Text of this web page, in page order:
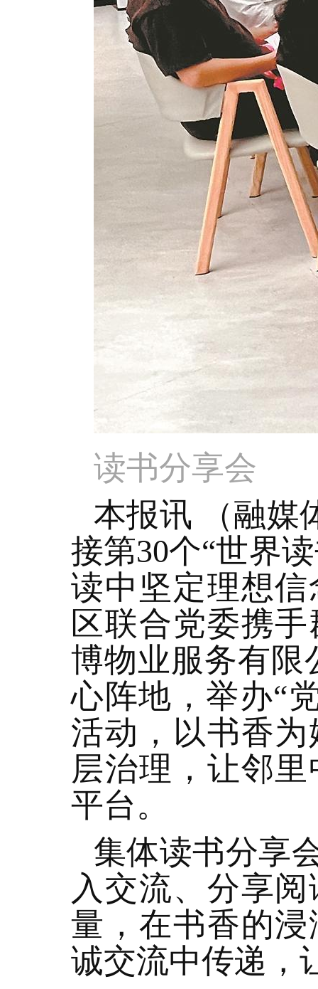
读书分享会
本报讯 （融媒
接第30个“世界
读中坚定理想
区联合党委携
博物业服务有限
心阵地，举办“
活动，以书香
层治理，让邻
平台。
集体读书分享
入交流、分享
量，在书香的
诚交流中传递，